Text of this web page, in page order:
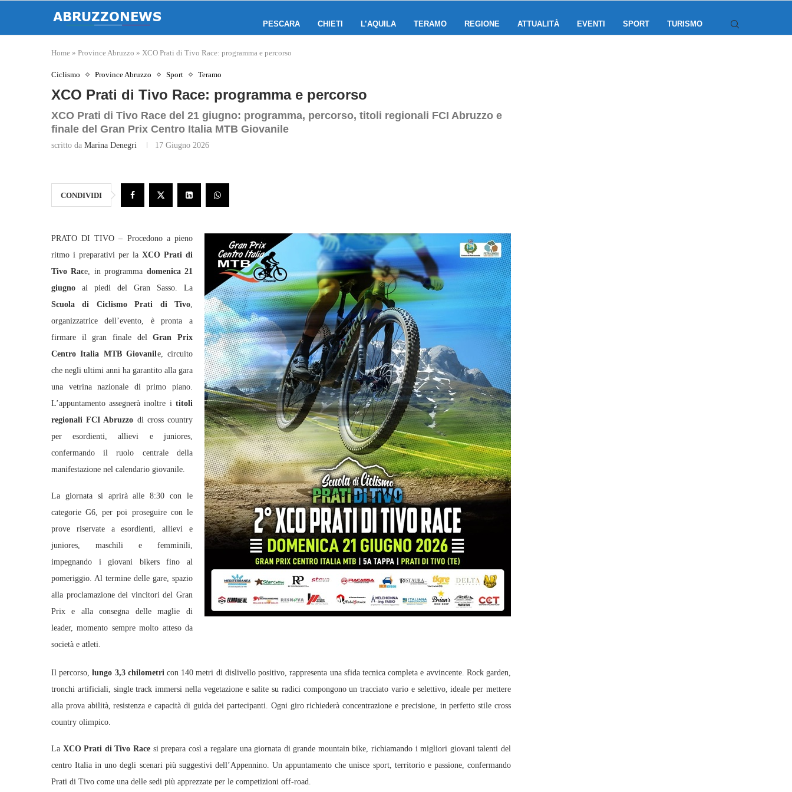
PESCARA CHIETI L’AQUILA TERAMO REGIONE ATTUALITÀ EVENTI SPORT TURISMO
Home » Province Abruzzo » XCO Prati di Tivo Race: programma e percorso
Ciclismo Province Abruzzo Sport Teramo
XCO Prati di Tivo Race: programma e percorso
XCO Prati di Tivo Race del 21 giugno: programma, percorso, titoli regionali FCI Abruzzo e
finale del Gran Prix Centro Italia MTB Giovanile
scritto da Marina Denegri 17 Giugno 2026
CONDIVIDI
PRATO DI TIVO – Procedono a pieno
ritmo i preparativi per la XCO Prati di
Tivo Race, in programma domenica 21
giugno ai piedi del Gran Sasso. La
Scuola di Ciclismo Prati di Tivo,
organizzatrice dell’evento, è pronta a
firmare il gran finale delGran Prix
Centro Italia MTB Giovanile, circuito
che negli ultimi anni ha garantito alla gara
una vetrina nazionale di primo piano.
L’appuntamento assegnerà inoltre i titoli
regionali FCI Abruzzo di cross country
per esordienti, allievi e juniores,
confermando il ruolo centrale della
manifestazione nel calendario giovanile.
La giornata si aprirà alle 8:30 con le
categorie G6, per poi proseguire con le
prove riservate a esordienti, allievi e
juniores, maschili e femminili,
impegnando i giovani bikers fino al
pomeriggio. Al termine delle gare, spazio
alla proclamazione dei vincitori del Gran
Prix e alla consegna delle maglie di
leader, momento sempre molto atteso da
società e atleti.
Il percorso,lungo 3,3 chilometricon 140 metri di dislivello positivo, rappresenta una sfida tecnica completa e avvincente. Rock garden,
tronchi artificiali, single track immersi nella vegetazione e salite su radici compongono un tracciato vario e selettivo, ideale per mettere
alla prova abilità, resistenza e capacità di guida dei partecipanti. Ogni giro richiederà concentrazione e precisione, in perfetto stile cross
country olimpico.
La XCO Prati di Tivo Racesi prepara così a regalare una giornata di grande mountain bike, richiamando i migliori giovani talenti del
centro Italia in uno degli scenari più suggestivi dell’Appennino. Un appuntamento che unisce sport, territorio e passione, confermando
Prati di Tivo come una delle sedi più apprezzate per le competizioni off-road.